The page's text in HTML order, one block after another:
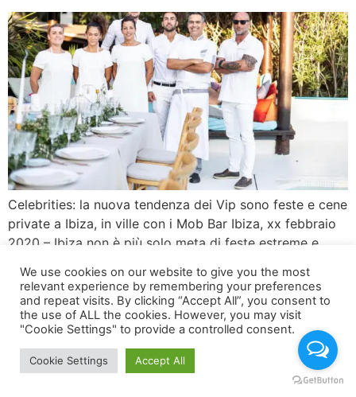
Celebrities: la nuova tendenza dei Vip sono feste e cene
private a Ibiza, in ville con i Mob Bar Ibiza, xx febbraio
2020 – Ibiza non è più solo meta di feste estreme e
Ibiza sta maturando, sta cambiando pelle ed è diventata
la nuova meta dei […]
We use cookies on our website to give you the most
relevant experience by remembering your preferences
and repeat visits. By clicking “Accept All”, you consent to
the use of ALL the cookies. However, you may visit
"Cookie Settings" to provide a controlled consent.
Cookie Settings Accept All